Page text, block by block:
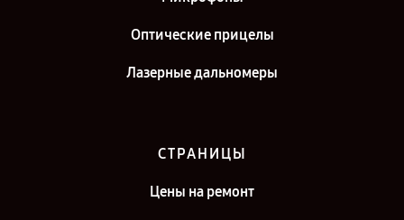
Оптические прицелы
Лазерные дальномеры
СТРАНИЦЫ
Цены на ремонт